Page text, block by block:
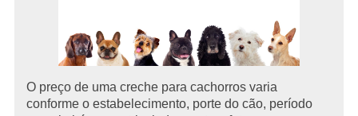
O preço de uma creche para cachorros varia
conforme o estabelecimento, porte do cão, período